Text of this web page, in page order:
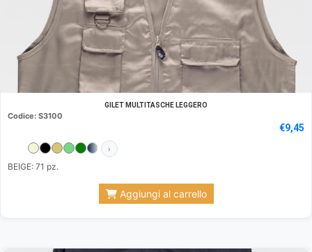
GILET MULTITASCHE LEGGERO
Codice: S3100
€9,45
›
BEIGE: 71 pz.
Aggiungi al carrello